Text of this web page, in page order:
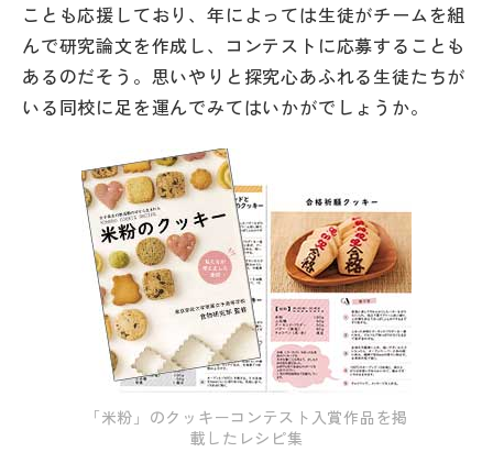
ことも応援しており、年によっては生徒がチームを組
んで研究論文を作成し、コンテストに応募することも
あるのだそう。思いやりと探究心あふれる生徒たちが
いる同校に足を運んでみてはいかがでしょうか。
「米粉」のクッキーコンテスト入賞作品を掲
載したレシピ集